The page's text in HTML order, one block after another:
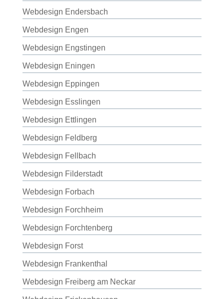
Webdesign Endersbach
Webdesign Engen
Webdesign Engstingen
Webdesign Eningen
Webdesign Eppingen
Webdesign Esslingen
Webdesign Ettlingen
Webdesign Feldberg
Webdesign Fellbach
Webdesign Filderstadt
Webdesign Forbach
Webdesign Forchheim
Webdesign Forchtenberg
Webdesign Forst
Webdesign Frankenthal
Webdesign Freiberg am Neckar